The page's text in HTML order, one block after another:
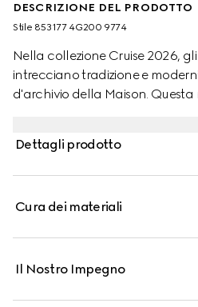
DESCRIZIONE DEL PRODOTTO
Stile ‎853177 4G200 9774
Nella collezione Cruise 2026,
intrecciano tradizione e
d'archivio della Maison.
Dettagli prodotto
Cura dei materiali
Il Nostro Impegno